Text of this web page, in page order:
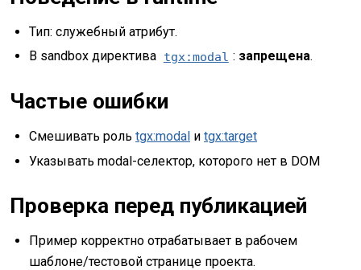
Тип: служебный атрибут.
В sandbox директива tgx:modal : запрещена.
Частые ошибки
Смешивать роль tgx:modal и tgx:target
Указывать modal-селектор, которого нет в DOM
Проверка перед публикацией
Пример корректно отрабатывает в рабочем
шаблоне/тестовой странице проекта.